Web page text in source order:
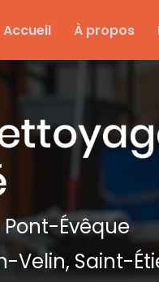
Accueil
À propos
Pont-Évêque
Velin, Saint-